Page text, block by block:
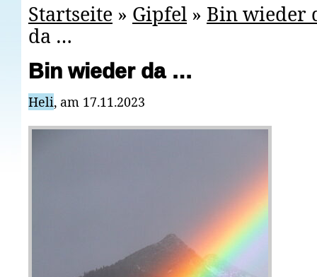
Startseite » Gipfel » Bin wieder
da …
Bin wieder da …
Heli, am 17.11.2023